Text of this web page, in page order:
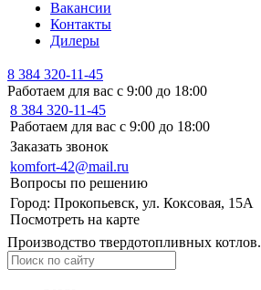
Вакансии
Контакты
Дилеры
8 384 320-11-45
Работаем для вас с 9:00 до 18:00
8 384 320-11-45
Работаем для вас с 9:00 до 18:00
Заказать звонок
komfort-42@mail.ru
Вопросы по решению
Город: Прокопьевск, ул. Коксовая, 15А
Посмотреть на карте
Производство твердотопливных котлов.